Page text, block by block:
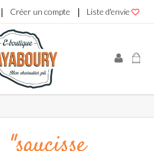
Liste d'envie
|
Créer un compte
|